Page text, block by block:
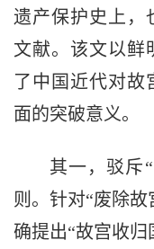
遗产保护史上，
文献。该文以鲜
了中国近代对故
面的突破意义。
其一，驳斥
则。针对“废除
确提出“故宫收